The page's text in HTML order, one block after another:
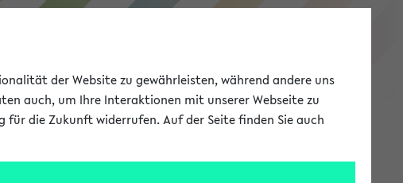
eKVV
der Website zu gewährleisten, während andere uns
auch, um Ihre Interaktionen mit unserer Webseite zu
für die Zukunft widerrufen. Auf der Seite finden Sie auch